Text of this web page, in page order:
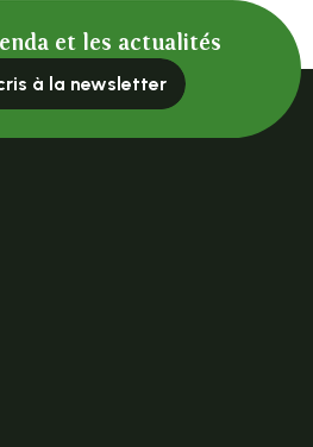
et les actualités
à la newsletter